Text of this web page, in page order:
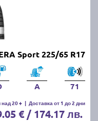
Sport 225/65 R17
A 71
20 + | Доставка от 1 до 2 дни
€ / 174.17 лв.